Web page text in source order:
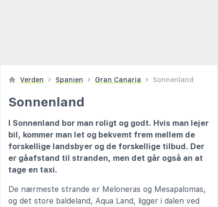
Verden Spanien Gran Canaria Sonnenland
Sonnenland
I Sonnenland bor man roligt og godt. Hvis man lejer
bil, kommer man let og bekvemt frem mellem de
forskellige landsbyer og de forskellige tilbud. Der
er gåafstand til stranden, men det går også an at
tage en taxi.
De nærmeste strande er Meloneras og Mesapalomas,
og det store baldeland, Aqua Land, ligger i dalen ved